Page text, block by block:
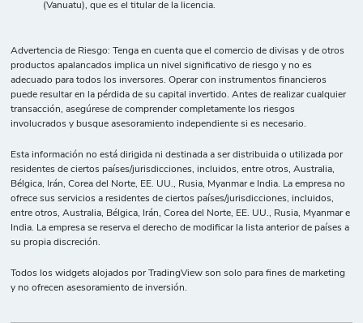
(Vanuatu), que es el titular de la licencia.
Advertencia de Riesgo: Tenga en cuenta que el comercio de divisas y de otros
productos apalancados implica un nivel significativo de riesgo y no es
adecuado para todos los inversores. Operar con instrumentos financieros
puede resultar en la pérdida de su capital invertido. Antes de realizar cualquier
transacción, asegúrese de comprender completamente los riesgos
involucrados y busque asesoramiento independiente si es necesario.
Esta información no está dirigida ni destinada a ser distribuida o utilizada por
residentes de ciertos países/jurisdicciones, incluidos, entre otros, Australia,
Bélgica, Irán, Corea del Norte, EE. UU., Rusia, Myanmar e India. La empresa no
ofrece sus servicios a residentes de ciertos países/jurisdicciones, incluidos,
entre otros, Australia, Bélgica, Irán, Corea del Norte, EE. UU., Rusia, Myanmar e
India. La empresa se reserva el derecho de modificar la lista anterior de países a
su propia discreción.
Todos los widgets alojados por TradingView son solo para fines de marketing
y no ofrecen asesoramiento de inversión.